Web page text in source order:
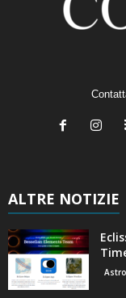
ALTRE NOTIZIE